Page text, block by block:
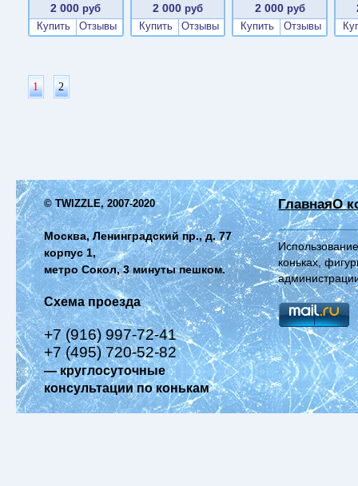
2 000 руб
Купить
Отзывы
2 000 руб
Купить
Отзывы
2 000руб
Купить
Отзывы
1 2
© TWIZZLE, 2007-2020
Москва, Ленинградский пр., д. 77
корпус 1,
метро Сокол, 3 минуты пешком.
Схема проезда
+7 (916) 997-72-41
+7 (495) 720-52-82
— круглосуточные
консультации по конькам
ГлавнаяО
коньках,